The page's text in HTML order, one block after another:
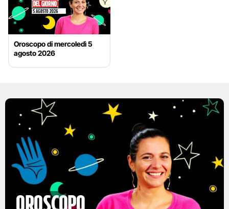
Oroscopo di mercoledì 5
agosto 2026